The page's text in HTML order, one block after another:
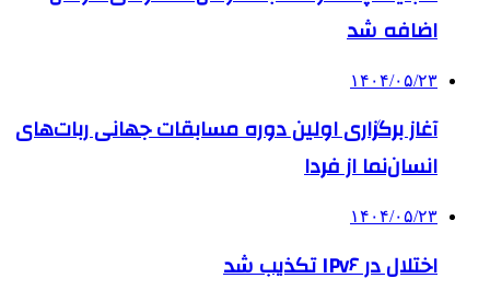
اضافه شد
۱۴۰۴/۰۵/۲۳
آغاز برگزاری اولین دوره مسابقات جهانی ربات‌های
انسان‌نما از فردا
۱۴۰۴/۰۵/۲۳
اختلال در IPv۶ تکذیب شد